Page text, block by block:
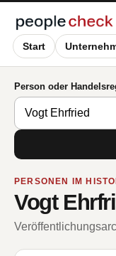
Start
Person oder
PERSONEN IM
Vogt